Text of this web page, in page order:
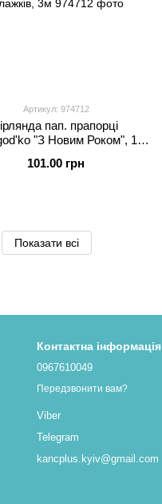
Артикул: 974712
пап. прапорці
"З Новим Роком", 12
101.00 грн
Показати всі
Контактна інформація
0967610049
Передзвонити вам?
Viber
Telegram
kancplus.kyiv@gmail.com